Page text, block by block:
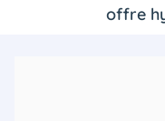
offre